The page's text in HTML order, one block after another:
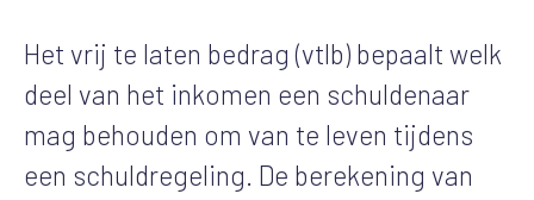
Het vrij te laten bedrag (vtlb) bepaalt welk
deel van het inkomen een schuldenaar
mag behouden om van te leven tijdens
een schuldregeling. De berekening van